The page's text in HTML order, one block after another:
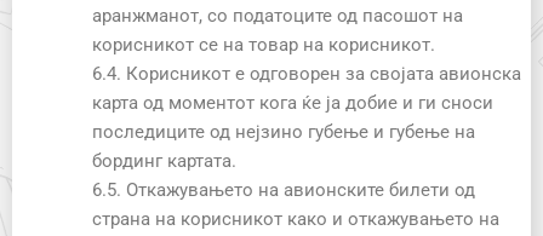
аранжманот, со податоците од пасошот на
корисникот се на товар на корисникот.
6.4. Корисникот е одговорен за својата авионска
карта од моментот кога ќе ја добие и ги сноси
последиците од нејзино губење и губење на
бординг картата.
6.5. Откажувањето на авионските билети од
страна на корисникот како и откажувањето на